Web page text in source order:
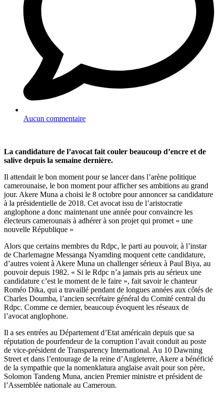
Aucun commentaire
La candidature de l’avocat fait couler beaucoup d’encre et de
salive depuis la semaine dernière.
Il attendait le bon moment pour se lancer dans l’arène politique
camerounaise, le bon moment pour afficher ses ambitions au grand
jour. Akere Muna a choisi le 8 octobre pour annoncer sa candidature
à la présidentielle de 2018. Cet avocat issu de l’aristocratie
anglophone a donc maintenant une année pour convaincre les
électeurs camerounais à adhérer à son projet qui promet « une
nouvelle République »
Alors que certains membres du Rdpc, le parti au pouvoir, à l’instar
de Charlemagne Messanga Nyamding moquent cette candidature,
d’autres voient à Akere Muna un challenger sérieux à Paul Biya, au
pouvoir depuis 1982. « Si le Rdpc n’a jamais pris au sérieux une
candidature c’est le moment de le faire », fait savoir le chanteur
Roméo Dika, qui a travaillé pendant de longues années aux côtés de
Charles Doumba, l’ancien secrétaire général du Comité central du
Rdpc. Comme ce dernier, beaucoup évoquent les réseaux de
l’avocat anglophone.
Il a ses entrées au Département d’Etat américain depuis que sa
réputation de pourfendeur de la corruption l’avait conduit au poste
de vice-président de Transparency International. Au 10 Dawning
Street et dans l’entourage de la reine d’Angleterre, Akere a bénéficié
de la sympathie que la nomenklatura anglaise avait pour son père,
Solomon Tandeng Muna, ancien Premier ministre et président de
l’Assemblée nationale au Cameroun.